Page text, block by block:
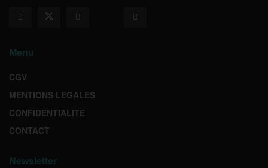
Menu
CGV
MENTIONS LEGALES
CONFIDENTIALITE
CONTACT
Newsletter